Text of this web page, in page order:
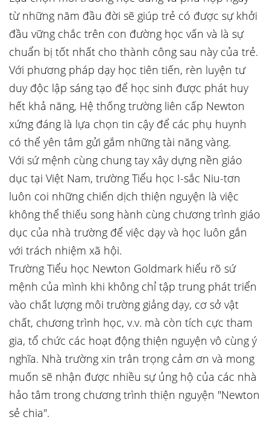
từ những năm đầu đời sẽ giúp trẻ có được sự khởi
đầu vững chắc trên con đường học vấn và là sự
chuẩn bị tốt nhất cho thành công sau này của trẻ.
Với phương pháp dạy học tiên tiến, rèn luyện tư
duy độc lập sáng tạo để học sinh được phát huy
hết khả năng, Hệ thống trường liên cấp Newton
xứng đáng là lựa chọn tin cậy để các phụ huynh
có thể yên tâm gửi gắm những tài năng vàng.
Với sứ mệnh cùng chung tay xây dựng nền giáo
dục tại Việt Nam, trường Tiểu học I-sắc Niu-tơn
luôn coi những chiến dịch thiện nguyện là việc
không thể thiếu song hành cùng chương trình giáo
dục của nhà trường để việc dạy và học luôn gắn
với trách nhiệm xã hội.
Trường Tiểu học Newton Goldmark hiểu rõ sứ
mệnh của mình khi không chỉ tập trung phát triển
vào chất lượng môi trường giảng dạy, cơ sở vật
chất, chương trình học, v.v. mà còn tích cực tham
gia, tổ chức các hoạt động thiện nguyện vô cùng ý
nghĩa. Nhà trường xin trân trọng cảm ơn và mong
muốn sẽ nhận được nhiều sự ủng hộ của các nhà
hảo tâm trong chương trình thiện nguyện "Newton
sẻ chia".